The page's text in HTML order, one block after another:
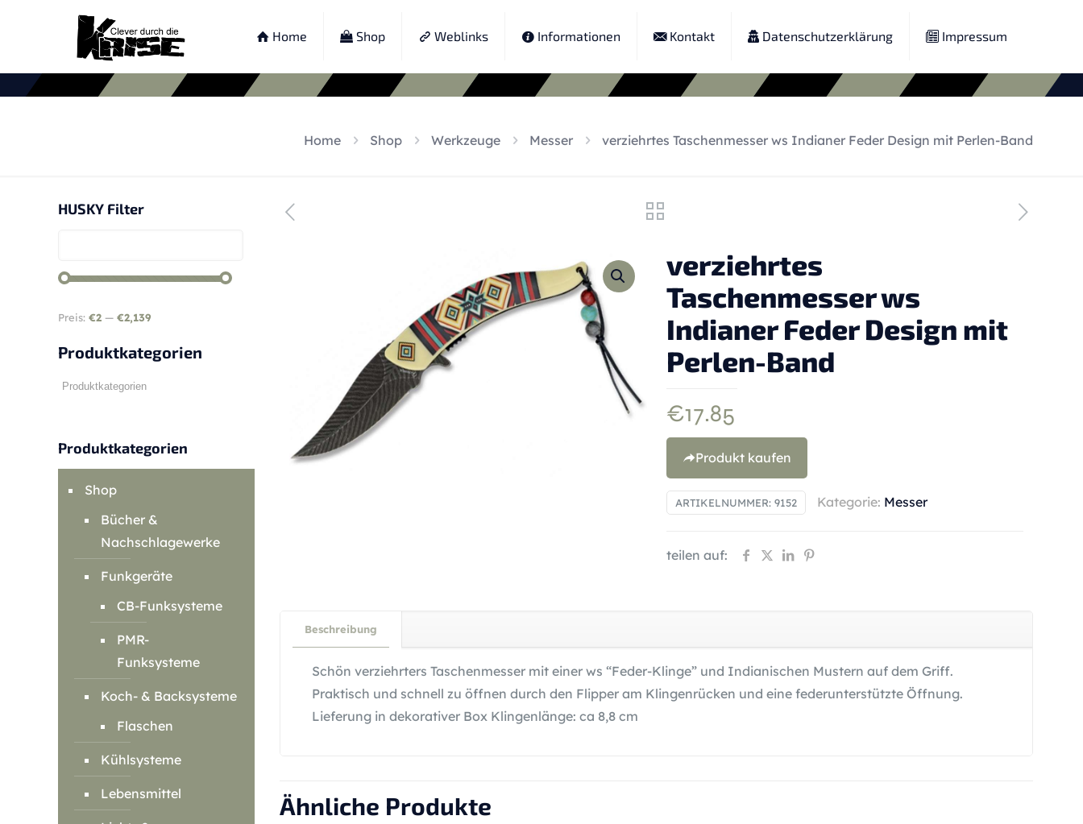
Home Shop Weblinks Informationen Kontakt Datenschutzerklärung Impressum
Home Shop Werkzeuge Messer verziehrtes Taschenmesser ws Indianer Feder Design mit Perlen-Band
verziehrtes
Taschenmesser ws
Indianer Feder Design mit
Perlen-Band
€17.85
Produkt kaufen
ARTIKELNUMMER: 9152 Kategorie: Messer
teilen auf:
Beschreibung
Schön verziehrters Taschenmesser mit einer ws “Feder-Klinge” und Indianischen Mustern auf dem Griff.
Praktisch und schnell zu öffnen durch den Flipper am Klingenrücken und eine federunterstützte Öffnung.
Lieferung in dekorativer Box Klingenlänge: ca 8,8 cm
Ähnliche Produkte
HUSKY Filter
Preis: €2 — €2,139
Produktkategorien
Produktkategorien
Shop
Bücher &
Nachschlagewerke
Funkgeräte
CB-Funksysteme
PMR-
Funksysteme
Koch- & Backsysteme
Flaschen
Kühlsysteme
Lebensmittel